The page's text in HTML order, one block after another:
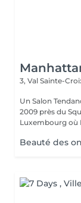
3, Val Sainte-
Un Salon
2009 près du
Luxembourg où
Beauté des